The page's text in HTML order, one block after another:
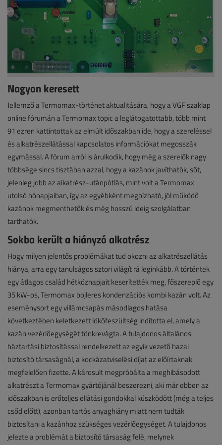
Nagyon keresett
Jellemző a Termomax-történet aktualitására, hogy a VGF szaklap
online fórumán a Termomax topic a leglátogatottabb, több mint
91 ezren kattintottak az elmúlt időszakban ide, hogy a szereléssel
és alkatrészellátással kapcsolatos információkat megosszák
egymással. A fórum arról is árulkodik, hogy még a szerelők nagy
többsége sincs tisztában azzal, hogy a kazánok javíthatók, sőt,
jelenleg jobb az alkatrész-utánpótlás, mint volt a Termomax
utolsó hónapjaiban, így az egyébként megbízható, jól működő
kazánok megmenthetők és még hosszú ideig szolgálatban
tarthatók.
Sokba került a hiányzó alkatrész
Hogy milyen jelentős problémákat tud okozni az alkatrészellátás
hiánya, arra egy tanulságos sztori világít rá leginkább. A történtek
egy átlagos család hétköznapjait keserítették meg, főszereplő egy
35 kW-os, Termomax bojleres kondenzációs kombi kazán volt. Az
eseménysort egy villámcsapás másodlagos hatása
következtében keletkezett lökőfeszültség indította el, amely a
kazán vezérlőegységét tönkrevágta. A tulajdonos általános
háztartási biztosítással rendelkezett az egyik vezető hazai
biztosító társaságnál, a kockázatviselési díjat az előírtaknak
megfelelően fizette. A károsult megpróbálta a meghibásodott
alkatrészt a Termomax gyártójánál beszerezni, aki már ebben az
időszakban is erőteljes ellátási gondokkal küszködött (még a teljes
csőd előtt), azonban tartós anyaghiány miatt nem tudták
biztosítani a kazánhoz szükséges vezérlőegységet. A tulajdonos
jelezte a problémát a biztosító társaság felé, melynek